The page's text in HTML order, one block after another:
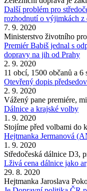
Další problém pro
rozhodnutí o výjimkách z
7. 9. 2020
Ministerstvo životního
Premiér Babiš jednal s
dopravy na jih od Prahy
2. 9. 2020
11 obcí, 1500 občanů a
Otevřený dopis
2. 9. 2020
Vážený pane premiére,
Dálnice a krajské volby
1. 9. 2020
Stojíme před volbami do
Hejtmanka Jermanová
1. 9. 2020
Středočeská dálnice D3,
Lživá cena dálnice jako
29. 8. 2020
Hejtmanka Jaroslava